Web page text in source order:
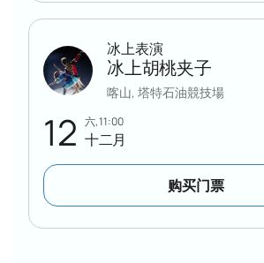
12 六, 11:00
十二月
冰上表演
冰上胡桃夹子
喀山, 塔特石油競技場
购买门票